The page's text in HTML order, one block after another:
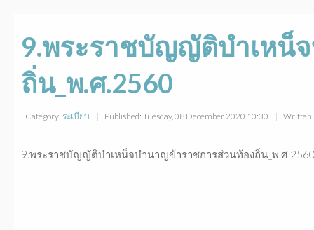
9.พระราชบัญญัติบำเหน็
ถิ่น_พ.ศ.2560
Category: ระเบียบ Published: Tuesday, 08 December 2020 10:30 Written
9.พระราชบัญญัติบำเหน็จบำนาญข้าราชการส่วนท้องถิ่น_พ.ศ